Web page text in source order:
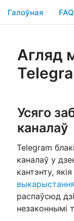
Галоўная FAQ
Агляд
Усяго
каналаў
Telegram
каналаў у
кантэнту,
выкарыстання
распаўсюд
незаконнымі